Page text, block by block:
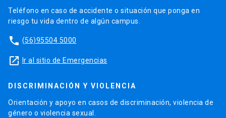
Teléfono en caso de accidente o situación que ponga en
riesgo tu vida dentro de algún campus.
phone (56)95504 5000
launch Ir al sitio de Emergencias
DISCRIMINACIÓN Y VIOLENCIA
Orientación y apoyo en casos de discriminación, violencia de
género o violencia sexual.